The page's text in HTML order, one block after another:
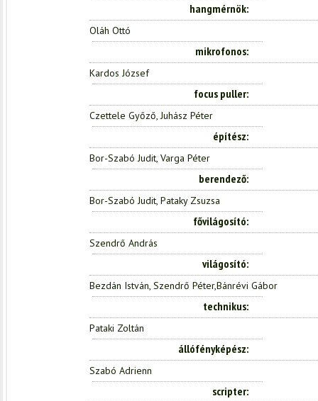
hangmérnök
Oláh Ottó
mikrofonos
Kardos József
focus puller
Czettele Győző, Juhász Péter
építész
Bor-Szabó Judit, Varga Péter
berendező
Bor-Szabó Judit, Pataky Zsuzsa
fővilágosító
Szendrő András
világosító
Bezdán István, Szendrő Péter,Bánrévi Gábor
technikus
Pataki Zoltán
állófényképész
Szabó Adrienn
scripter